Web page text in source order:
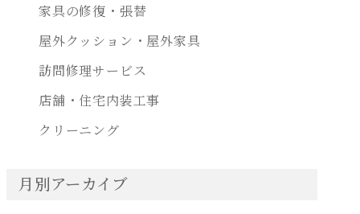
家具の修復・張替
屋外クッション・屋外家具
訪問修理サービス
店舗・住宅内装工事
クリーニング
月別アーカイブ